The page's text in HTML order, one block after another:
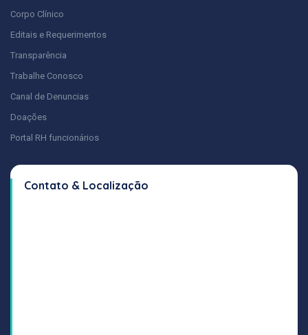
Corpo Clínico
Editais e Requerimentos
Transparência
Trabalhe Conosco
Canal de Denuncias
Doações
Portal RH funcionários
Contato & Localização